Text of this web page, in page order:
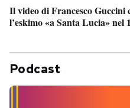
Il video di Francesco Guccini
l’eskimo «a Santa Lucia» nel
Podcast